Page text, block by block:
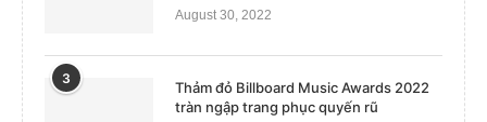
August 30, 2022
3
Thảm đỏ Billboard Music Awards 2022
tràn ngập trang phục quyến rũ